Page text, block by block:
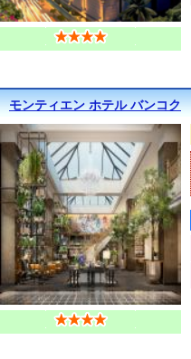
モンティエン ホテル バンコク